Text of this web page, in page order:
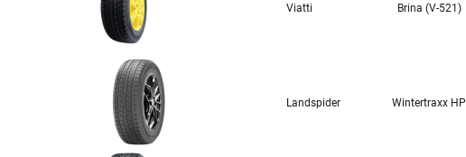
Viatti Brina (V-521)
Landspider Wintertraxx HP